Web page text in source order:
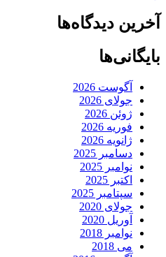
آخرین دیدگاه‌ها
بایگانی‌ها
آگوست 2026
جولای 2026
ژوئن 2026
فوریه 2026
ژانویه 2026
دسامبر 2025
نوامبر 2025
اکتبر 2025
سپتامبر 2025
جولای 2020
آوریل 2020
نوامبر 2018
می 2018